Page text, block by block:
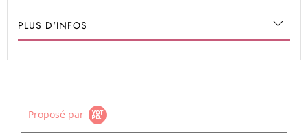
PLUS D'INFOS
Proposé par